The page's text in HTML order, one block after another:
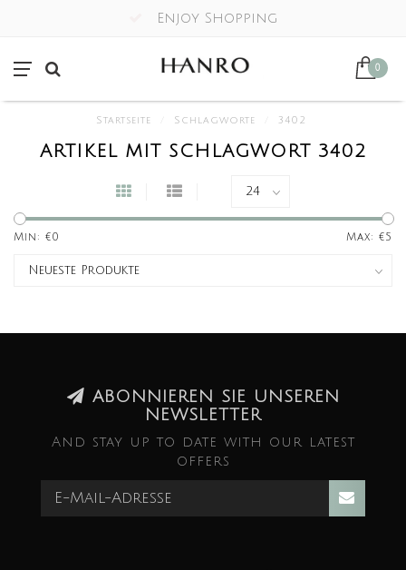
Enjoy Shopping
0
Startseite Schlagworte 3402
ARTIKEL MIT SCHLAGWORT 3402
Min: €0 Max: €5
ABONNIEREN SIE UNSEREN
NEWSLETTER
And stay up to date with our latest
offers